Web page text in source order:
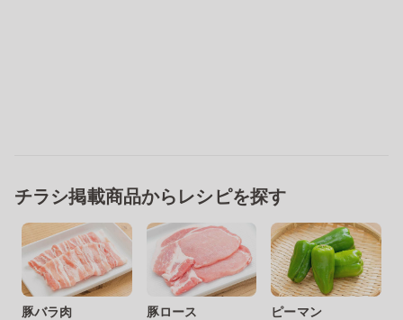
チラシ掲載商品からレシピを探す
豚バラ肉 豚ロース ピーマン